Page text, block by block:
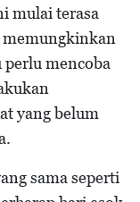
mulai terasa
memungkinkan
mencoba
yang belum
sama seperti